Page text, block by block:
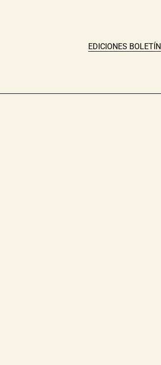
EDICIONES BOLETÍN